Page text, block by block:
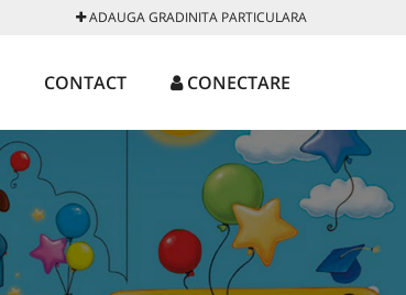
ADAUGA GRADINITA PARTICULARA
CONTACT CONECTARE